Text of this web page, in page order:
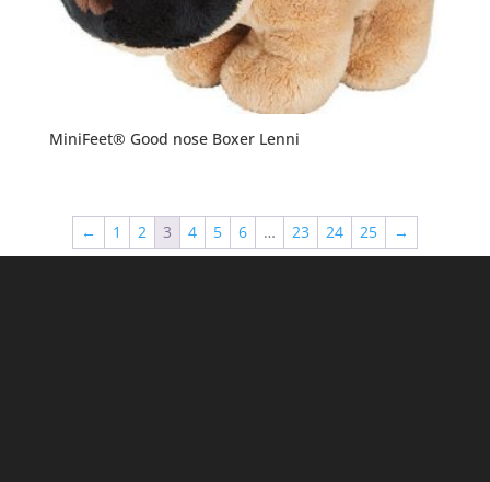
MiniFeet® Good nose Boxer Lenni
← 1 2 3 4 5 6 … 23 24 25 →